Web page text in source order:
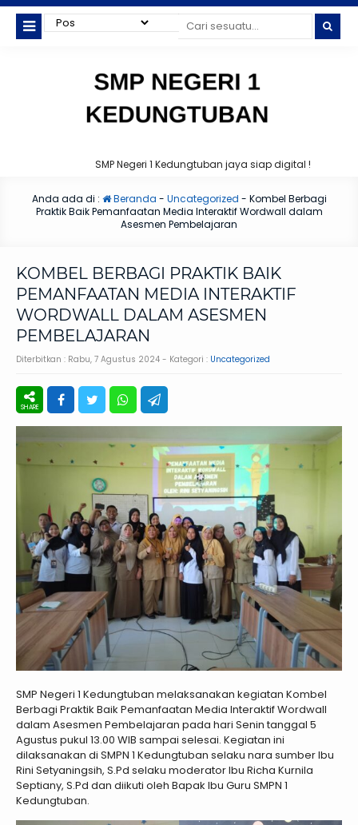
SMP Negeri 1 Kedungtuban jaya siap digital !
Anda ada di : Beranda - Uncategorized - Kombel Berbagi
Praktik Baik Pemanfaatan Media Interaktif Wordwall dalam
Asesmen Pembelajaran
KOMBEL BERBAGI PRAKTIK BAIK
PEMANFAATAN MEDIA INTERAKTIF
WORDWALL DALAM ASESMEN
PEMBELAJARAN
Diterbitkan : Rabu, 7 Agustus 2024 - Kategori : Uncategorized
SMP Negeri 1 Kedungtuban melaksanakan kegiatan Kombel
Berbagi Praktik Baik Pemanfaatan Media Interaktif Wordwall
dalam Asesmen Pembelajaran pada hari Senin tanggal 5
Agustus pukul 13.00 WIB sampai selesai. Kegiatan ini
dilaksanakan di SMPN 1 Kedungtuban selaku nara sumber Ibu
Rini Setyaningsih, S.Pd selaku moderator Ibu Richa Kurnila
Septiany, S.Pd dan diikuti oleh Bapak Ibu Guru SMPN 1
Kedungtuban.